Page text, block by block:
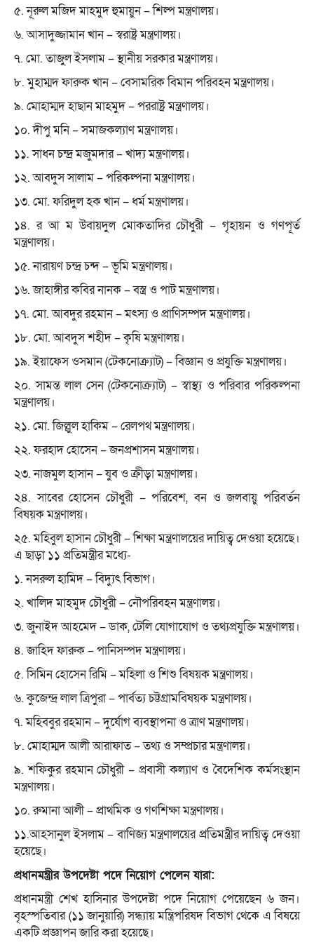
৫. নূরুল মজিদ মাহমুদ হুমায়ুন – শিল্প মন্ত্রণালয়।
৬. আসাদুজ্জামান খান – স্বরাষ্ট্র মন্ত্রণালয়।
৭. মো. তাজুল ইসলাম – স্থানীয় সরকার মন্ত্রণালয়।
৮. মুহাম্মদ ফারুক খান – বেসামরিক বিমান পরিবহন মন্ত্রণালয়।
৯. মোহাম্মদ হাছান মাহমুদ – পররাষ্ট্র মন্ত্রণালয়।
১০. দীপু মনি – সমাজকল্যাণ মন্ত্রণালয়।
১১. সাধন চন্দ্র মজুমদার – খাদ্য মন্ত্রণালয়।
১২. আবদুস সালাম – পরিকল্পনা মন্ত্রণালয়।
১৩. মো. ফরিদুল হক খান – ধর্ম মন্ত্রণালয়।
১৪. র আ ম উবায়দুল মোকতাদির চৌধুরী – গৃহায়ন ও গণপূর্ত
মন্ত্রণালয়।
১৫. নারায়ণ চন্দ্র চন্দ – ভূমি মন্ত্রণালয়।
১৬. জাহাঙ্গীর কবির নানক – বস্ত্র ও পাট মন্ত্রণালয়।
১৭. মো. আবদুর রহমান – মৎস্য ও প্রাণিসম্পদ মন্ত্রণালয়।
১৮. মো. আবদুস শহীদ – কৃষি মন্ত্রণালয়।
১৯. ইয়াফেস ওসমান (টেকনোক্র্যাট) – বিজ্ঞান ও প্রযুক্তি মন্ত্রণালয়।
২০. সামন্ত লাল সেন (টেকনোক্র্যাট) – স্বাস্থ্য ও পরিবার পরিকল্পনা
মন্ত্রণালয়।
২১. মো. জিল্লুল হাকিম – রেলপথ মন্ত্রণালয়।
২২. ফরহাদ হোসেন – জনপ্রশাসন মন্ত্রণালয়।
২৩. নাজমুল হাসান – যুব ও ক্রীড়া মন্ত্রণালয়।
২৪. সাবের হোসেন চৌধুরী – পরিবেশ, বন ও জলবায়ু পরিবর্তন
বিষয়ক মন্ত্রণালয়।
২৫. মহিবুল হাসান চৌধুরী – শিক্ষা মন্ত্রণালয়ের দায়িত্ব দেওয়া হয়েছে।
এ ছাড়া ১১ প্রতিমন্ত্রীর মধ্যে-
১. নসরুল হামিদ – বিদ্যুৎ বিভাগ।
২. খালিদ মাহমুদ চৌধুরী – নৌপরিবহন মন্ত্রণালয়।
৩. জুনাইদ আহমেদ – ডাক, টেলি যোগাযোগ ও তথ্যপ্রযুক্তি মন্ত্রণালয়।
৪. জাহিদ ফারুক – পানিসম্পদ মন্ত্রণালয়।
৫. সিমিন হোসেন রিমি – মহিলা ও শিশু বিষয়ক মন্ত্রণালয়।
৬. কুজেন্দ্র লাল ত্রিপুরা – পার্বত্য চট্টগ্রামবিষয়ক মন্ত্রণালয়।
৭. মহিববুর রহমান – দুর্যোগ ব্যবস্থাপনা ও ত্রাণ মন্ত্রণালয়।
৮. মোহাম্মদ আলী আরাফাত – তথ্য ও সম্প্রচার মন্ত্রণালয়।
৯. শফিকুর রহমান চৌধুরী – প্রবাসী কল্যাণ ও বৈদেশিক কর্মসংস্থান
মন্ত্রণালয়।
১০. রুমানা আলী – প্রাথমিক ও গণশিক্ষা মন্ত্রণালয়।
১১.আহসানুল ইসলাম – বাণিজ্য মন্ত্রণালয়ের প্রতিমন্ত্রীর দায়িত্ব দেওয়া
হয়েছে।
প্রধানমন্ত্রীর উপদেষ্টা পদে নিয়োগ পেলেন যারা:
প্রধানমন্ত্রী শেখ হাসিনার উপদেষ্টা পদে নিয়োগ পেয়েছেন ৬ জন।
বৃহস্পতিবার (১১ জানুয়ারি) সন্ধ্যায় মন্ত্রিপরিষদ বিভাগ থেকে এ বিষয়ে
একটি প্রজ্ঞাপন জারি করা হয়েছে।